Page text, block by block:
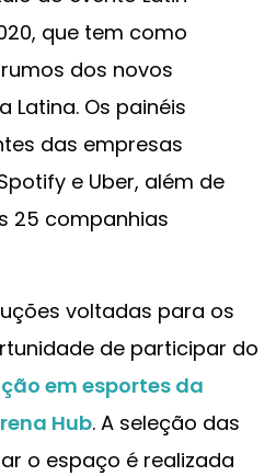
que tem como
dos novos
Latina. Os painéis
das empresas
e Uber, além de
25 companhias
voltadas para os
de participar do
em esportes da
Hub. A seleção das
o espaço é realizada